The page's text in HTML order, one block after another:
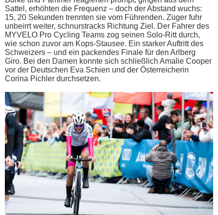
Sattel, erhöhten die Frequenz – doch der Abstand wuchs:
15, 20 Sekunden trennten sie vom Führenden. Züger fuhr
unbeirrt weiter, schnurstracks Richtung Ziel. Der Fahrer des
MYVELO Pro Cycling Teams zog seinen Solo-Ritt durch,
wie schon zuvor am Kops-Stausee. Ein starker Auftritt des
Schweizers – und ein packendes Finale für den Arlberg
Giro. Bei den Damen konnte sich schließlich Amalie Cooper
vor der Deutschen Eva Schien und der Österreicherin
Corina Pichler durchsetzen.